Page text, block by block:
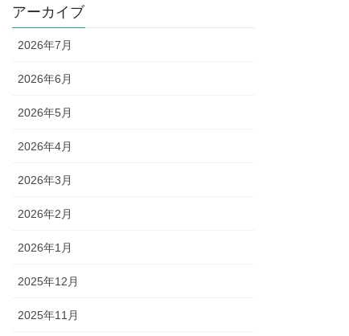
アーカイブ
2026年7月
2026年6月
2026年5月
2026年4月
2026年3月
2026年2月
2026年1月
2025年12月
2025年11月